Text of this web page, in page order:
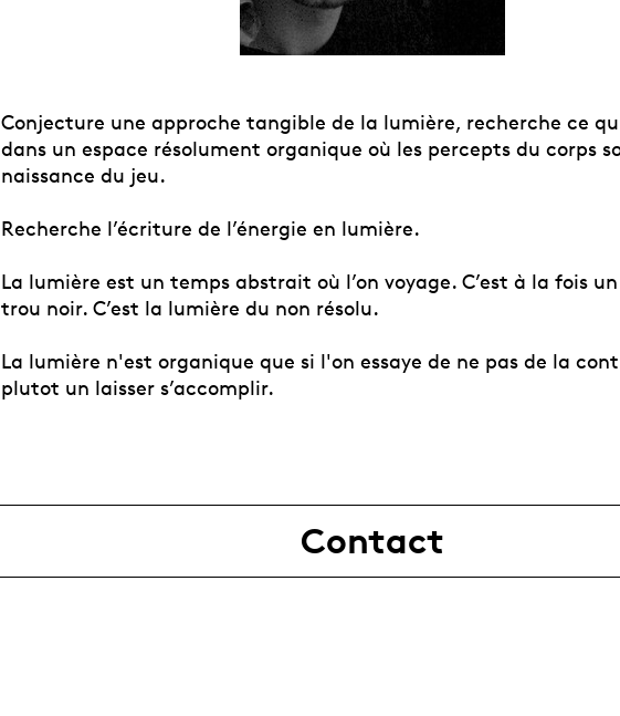
Conjecture une approche tangible de la lumière, recherche ce
dans un espace résolument organique où les percepts du corps
naissance du jeu.
Recherche l’écriture de l’énergie en lumière.
La lumière est un temps abstrait où l’on voyage. C’est à la fois
trou noir. C’est la lumière du non résolu.
La lumière n'est organique que si l'on essaye de ne pas de la
plutot un laisser s’accomplir.
Contact